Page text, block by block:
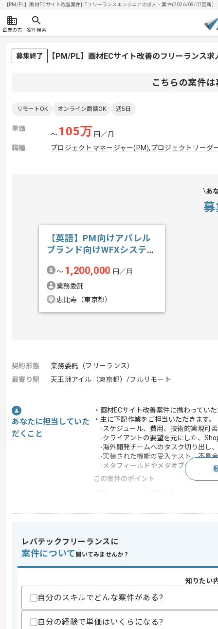
【PM/PL】画材ECサイト改善案件| ITフリーランスエンジニアの求人・案件(2026/08/07更新)
企業の方 案件検索
募集終了 【PM/PL】画材ECサイト改善のフリーランス求
こちらの案件
リモートOK オンライン商談OK 週5日
単価
〜 105万 円／月
職種
プロジェクトマネージャー(PM),プロジェクトリーダ
あ
【英語】PM向けアパレル
ブランド向けWFXシステム
〜 1,200,000 円／月
業務委託
恵比寿（東京都）
契約形態
業務委託（フリーランス）
最寄り駅
天王洲アイル（東京都）/フルリモート
あなたに担当していた
だくこと
・画材ECサイト改善案件に携わってい
・主に下記作業をご担当いただきます。
-スケジュール、費用、技術的実現可
-クライアントの要望を元にした、
-海外開発チームへのタスク切り出し
-実装された機能の受入テスト、不具
-メタフィールドやメタオブジェクト
この案件のポイント
スキル
求めるスキル
・WEBアプリ開発の上流〜下流までの
・オフショア開発のマネジメント経験(1
・クライアント折衝と提案経験
歓迎スキル
レバテックフリーランスに
案件について 聞いてみませんか？
知りたい
自分のスキルでどんな案件がある?
自分の経験で単価はいくらになる?